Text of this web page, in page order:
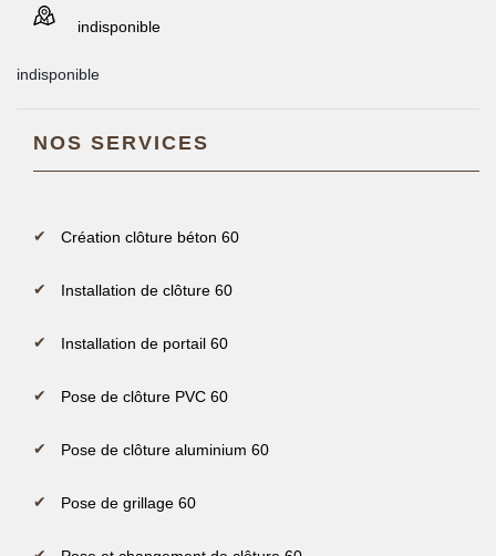
indisponible
indisponible
NOS SERVICES
Création clôture béton 60
Installation de clôture 60
Installation de portail 60
Pose de clôture PVC 60
Pose de clôture aluminium 60
Pose de grillage 60